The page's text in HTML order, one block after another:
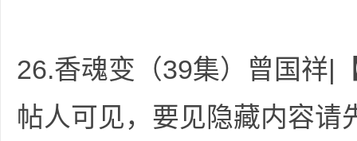
26.香魂变（39集）曾国祥|
帖人可见，要见隐藏内容请